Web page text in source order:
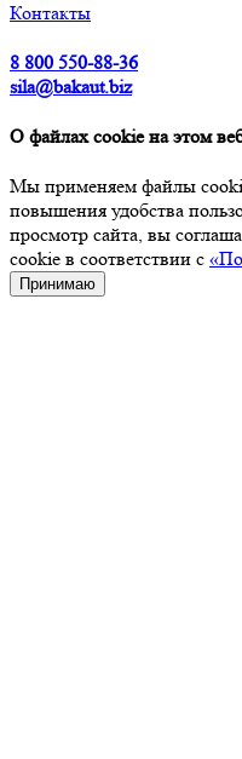
Контакты
8 800 550-88-36
sila@bakaut.biz
О файлах cookie на этом
Мы применяем файлы
повышения удобства
просмотр сайта, вы
cookie в соответствии с
Принимаю